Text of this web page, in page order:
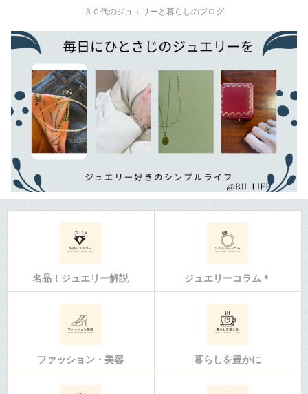
３０代のジュエリーと暮らしのブログ
名品！ジュエリー解説 ジュエリーコラム＊
ファッション・美容 暮らしを豊かに